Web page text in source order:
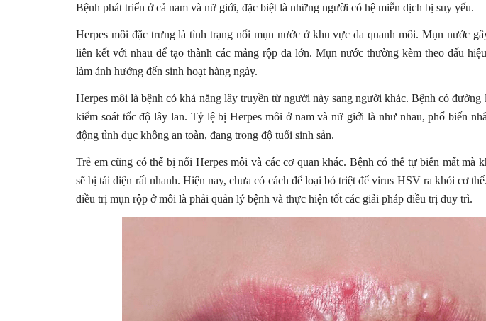
Bệnh phát triển ở cả nam và nữ giới, đặc biệt là những người có hệ miễn dịch bị suy yếu.
Herpes môi đặc trưng là tình trạng nổi mụn nước ở khu vực da quanh môi. Mụn nước
liên kết với nhau để tạo thành các mảng rộp da lớn. Mụn nước thường kèm theo dấu
làm ảnh hưởng đến sinh hoạt hàng ngày.
Herpes môi là bệnh có khả năng lây truyền từ người này sang người khác. Bệnh có đường
kiểm soát tốc độ lây lan. Tỷ lệ bị Herpes môi ở nam và nữ giới là như nhau, phổ biến
động tình dục không an toàn, đang trong độ tuổi sinh sản.
Trẻ em cũng có thể bị nổi Herpes môi và các cơ quan khác. Bệnh có thể tự biến mất mà
sẽ bị tái diện rất nhanh. Hiện nay, chưa có cách để loại bỏ triệt để virus HSV ra khỏi cơ
điều trị mụn rộp ở môi là phải quản lý bệnh và thực hiện tốt các giải pháp điều trị duy trì.